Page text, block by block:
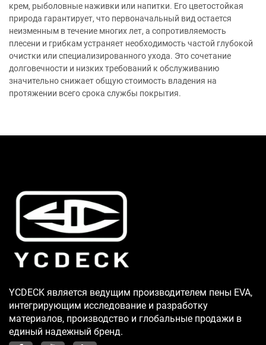
крем, рыболовные наживки или напитки. Его цветостойкая
природа гарантирует, что первоначальный вид остается
неизменным в течение многих лет, а сопротивляемость
плесени и грибкам устраняет необходимость частой глубокой
очистки или специализированного ухода. Это сочетание
долговечности и низких требований к обслуживанию
значительно снижает общую стоимость владения на
протяжении всего срока службы покрытия.
YCDECK является ведущим производителем пены EVA,
интегрирующим исследование и разработку
материалов, производство и глобальные продажи в
единый надежный бренд.